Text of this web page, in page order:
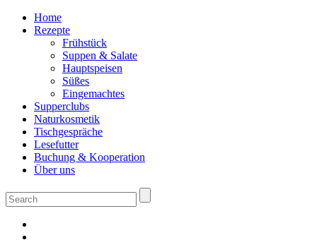
Home
Rezepte
Frühstück
Suppen & Salate
Hauptspeisen
Süßes
Eingemachtes
Supperclubs
Naturkosmetik
Tischgespräche
Lesefutter
Buchung & Kooperation
Über uns